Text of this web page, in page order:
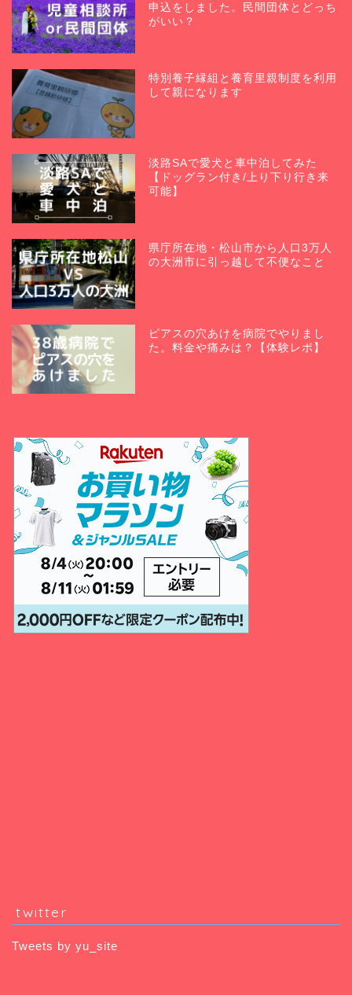
申込をしました。民間団体とどっち
がいい？
特別養子縁組と養育里親制度を利用
して親になります
淡路SAで愛犬と車中泊してみた
【ドッグラン付き/上り下り行き来
可能】
県庁所在地・松山市から人口3万人
の大洲市に引っ越して不便なこと
ピアスの穴あけを病院でやりまし
た。料金や痛みは？【体験レポ】
twitter
Tweets by yu_site